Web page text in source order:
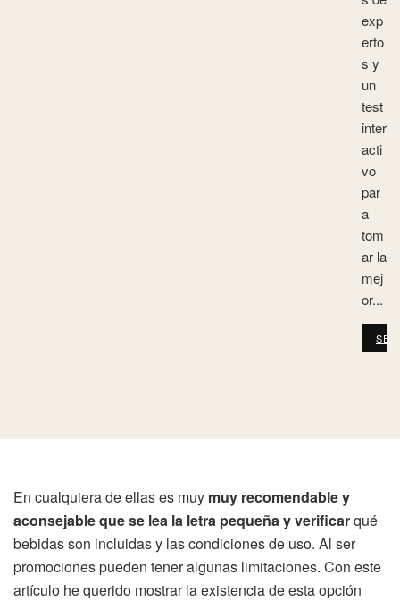
exp
erto
s y
un
test
inter
acti
vo
par
a
tom
ar la
mej
or...
En cualquiera de ellas es muy muy recomendable y
aconsejable que se lea la letra pequeña y verificarqué
bebidas son incluidas y las condiciones de uso. Al ser
promociones pueden tener algunas limitaciones. Con este
artículo he querido mostrar la existencia de esta opción